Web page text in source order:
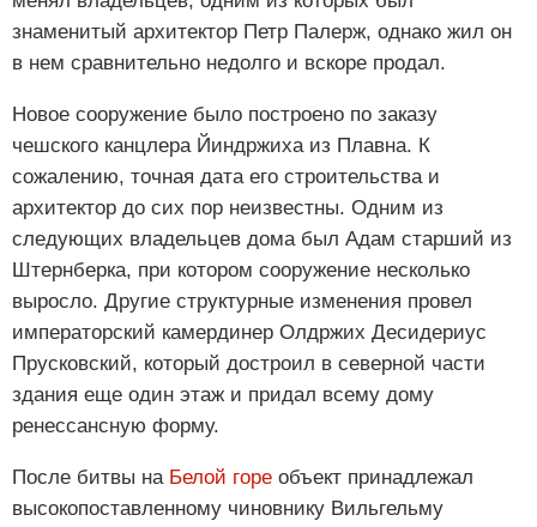
знаменитый архитектор Петр Палерж, однако жил он
в нем сравнительно недолго и вскоре продал.
Новое сооружение было построено по заказу
чешского канцлера Йиндржиха из Плавна. К
сожалению, точная дата его строительства и
архитектор до сих пор неизвестны. Одним из
следующих владельцев дома был Адам старший из
Штернберка, при котором сооружение несколько
выросло. Другие структурные изменения провел
императорский камердинер Олдржих Десидериус
Прусковский, который достроил в северной части
здания еще один этаж и придал всему дому
ренессансную форму.
После битвы на Белой горе объект принадлежал
высокопоставленному чиновнику Вильгельму